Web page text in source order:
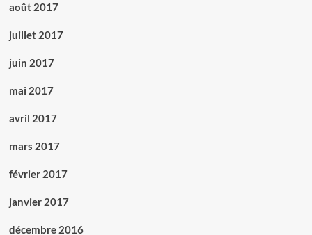
août 2017
juillet 2017
juin 2017
mai 2017
avril 2017
mars 2017
février 2017
janvier 2017
décembre 2016